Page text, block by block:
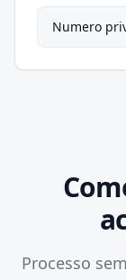
Numero
Processo